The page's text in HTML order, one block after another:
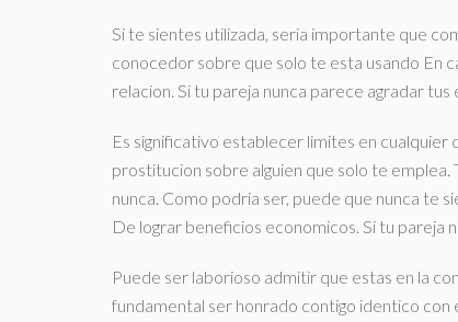
Si te sientes utilizada, seri­a importante que
conocedor sobre que solo te esta usando En
relacion. Si tu pareja nunca parece agradar
Es significativo establecer limites en
prostitucion sobre alguien que solo te
nunca. Como podri­a ser, puede que nunca te
De lograr beneficios economicos. Si tu pareja
Puede ser laborioso admitir que estas en la
fundamental ser honrado contigo identico con